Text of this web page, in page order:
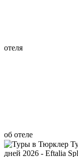
отеля
об отеле